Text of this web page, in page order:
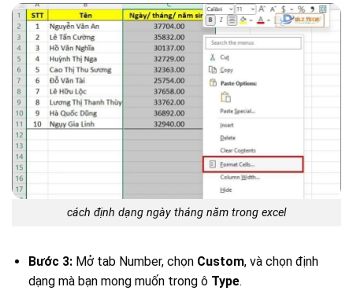
cách định dạng ngày tháng năm trong excel
Bước 3:Mở tab Number, chọn Custom, và chọn định
dạng mà bạn mong muốn trong ô Type.